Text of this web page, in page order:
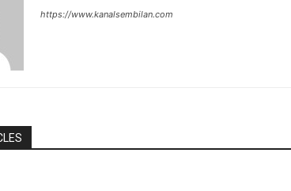
https://www.kanalsembilan.com